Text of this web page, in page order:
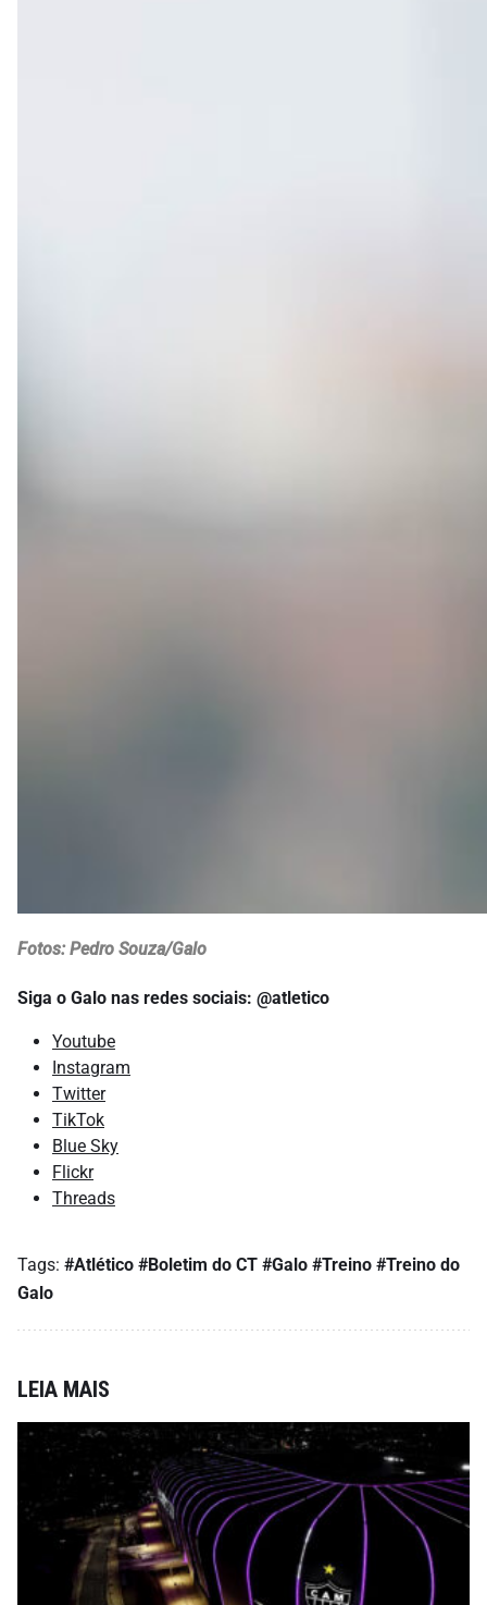
Fotos: Pedro Souza/Galo
Siga o Galo nas redes sociais: @atletico
Youtube
Instagram
Twitter
TikTok
Blue Sky
Flickr
Threads
Tags: #Atlético #Boletim do CT #Galo #Treino #Treino do
Galo
LEIA MAIS